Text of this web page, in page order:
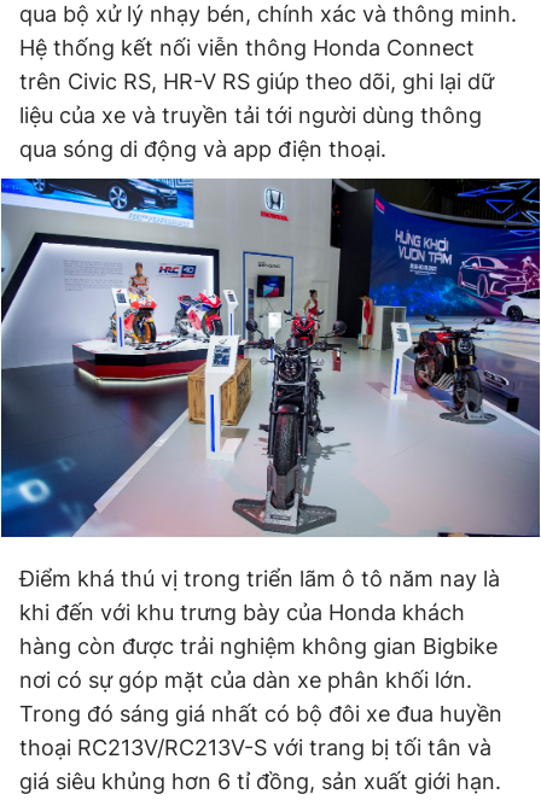
qua bộ xử lý nhạy bén, chính xác và thông minh.
Hệ thống kết nối viễn thông Honda Connect
trên Civic RS, HR-V RS giúp theo dõi, ghi lại dữ
liệu của xe và truyền tải tới người dùng thông
qua sóng di động và app điện thoại.
Điểm khá thú vị trong triển lãm ô tô năm nay là
khi đến với khu trưng bày của Honda khách
hàng còn được trải nghiệm không gian Bigbike
nơi có sự góp mặt của dàn xe phân khối lớn.
Trong đó sáng giá nhất có bộ đôi xe đua huyền
thoại RC213V/RC213V-S với trang bị tối tân và
giá siêu khủng hơn 6 tỉ đồng, sản xuất giới hạn.